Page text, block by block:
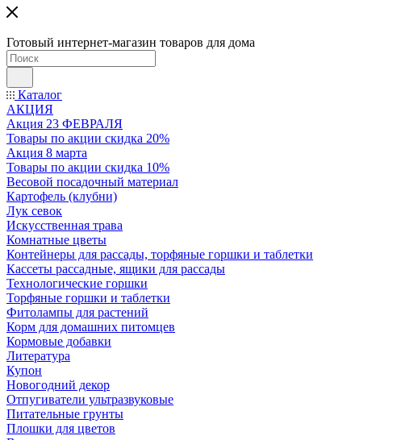
Готовый интернет-магазин товаров для дома
Каталог
АКЦИЯ
Акция 23 ФЕВРАЛЯ
Товары по акции скидка 20%
Акция 8 марта
Товары по акции скидка 10%
Весовой посадочный материал
Картофель (клубни)
Лук севок
Искусственная трава
Комнатные цветы
Контейнеры для рассады, торфяные горшки и таблетки
Кассеты рассадные, ящики для рассады
Технологические горшки
Торфяные горшки и таблетки
Фитолампы для растений
Корм для домашних питомцев
Кормовые добавки
Литература
Купон
Новогодний декор
Отпугиватели ультразвуковые
Питательные грунты
Плошки для цветов